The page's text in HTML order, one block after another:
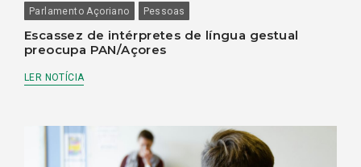
Parlamento Açoriano
Pessoas
Escassez de intérpretes de língua gestual
preocupa PAN/Açores
LER NOTÍCIA